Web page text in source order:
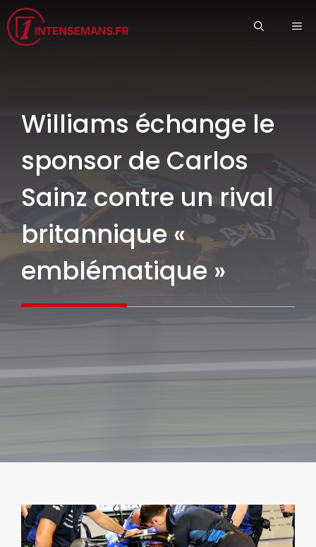
Aller
au
contenu
Williams échange le
sponsor de Carlos
Sainz contre un rival
britannique «
emblématique »